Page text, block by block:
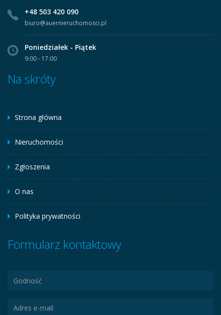
+48 503 420 090
biuro@auernieruchomosci.pl
Poniedziałek - Piątek
9:00 - 17:00
Na skróty
Strona główna
Nieruchomości
Zgłoszenia
O nas
Polityka prywatności
Formularz kontaktowy